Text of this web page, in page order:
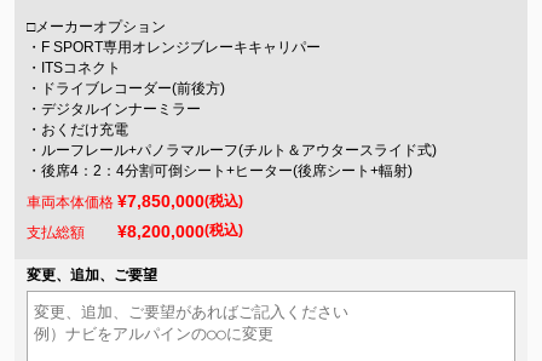
□メーカーオプション
・F SPORT専用オレンジブレーキキャリパー
・ITSコネクト
・ドライブレコーダー(前後方)
・デジタルインナーミラー
・おくだけ充電
・ルーフレール+パノラマルーフ(チルト＆アウタースライド式)
・後席4：2：4分割可倒シート+ヒーター(後席シート+輻射)
車両本体価格 ¥7,850,000(税込)
支払総額 ¥8,200,000(税込)
変更、追加、ご要望